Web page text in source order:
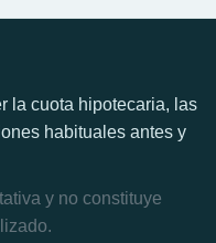
la cuota hipotecaria, las
habituales antes y
y no constituye